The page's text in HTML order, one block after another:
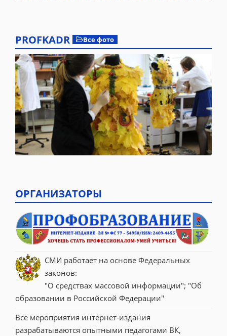
PROFKADR Все фото
ОРГАНИЗАТОРЫ
СМИ работает на основе Федеральных
законов:
"О средствах массовой информации"; "Об
образовании в Российской Федерации"
Все мероприятия интернет-издания
разрабатываются опытными педагогами ВК,